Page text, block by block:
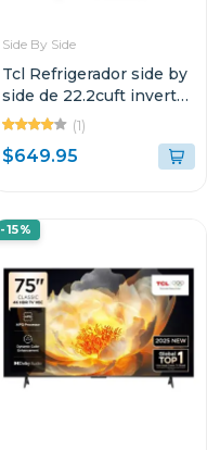
Side By Side
Tcl Refrigerador side by
side de 22.2cuft inverter
negro cristal p650
(1)
$649.95
-15%